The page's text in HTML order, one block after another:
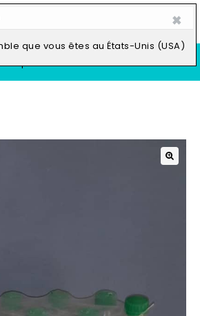
×
que vous êtes au États-Unis (USA)
0
Vendre